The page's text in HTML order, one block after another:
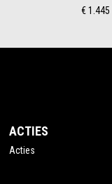
€ 1.445
ACTIES
Acties